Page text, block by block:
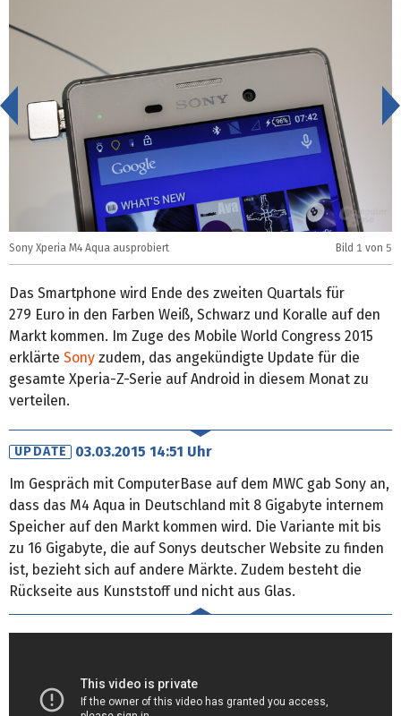
Sony Xperia M4 Aqua ausprobiert Bild 1 von 5
<
Das Smartphone wird Ende des zweiten Quartals für
279 Euro in den Farben Weiß, Schwarz und Koralle auf den
Markt kommen. Im Zuge des Mobile World Congress 2015
erklärte Sony zudem, das angekündigte Update für die
gesamte Xperia-Z-Serie auf Android in diesem Monat zu
verteilen.
UPDATE
03.03.2015 14:51 Uhr
Im Gespräch mit ComputerBase auf dem MWC gab Sony an,
dass das M4 Aqua in Deutschland mit 8 Gigabyte internem
Speicher auf den Markt kommen wird. Die Variante mit bis
zu 16 Gigabyte, die auf Sonys deutscher Website zu finden
ist, bezieht sich auf andere Märkte. Zudem besteht die
Rückseite aus Kunststoff und nicht aus Glas.